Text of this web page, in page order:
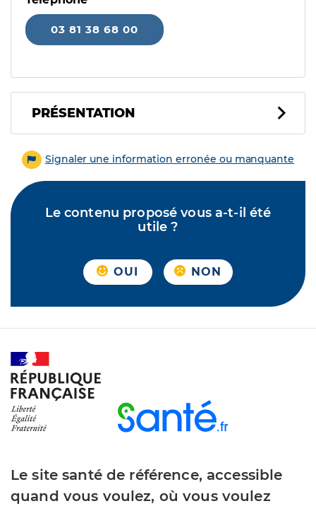
03 81 38 68 00
PRÉSENTATION
Signaler une information erronée ou manquante
Le contenu proposé vous a-t-il été
utile ?
OUI NON
Le site santé de référence, accessible
quand vous voulez, où vous voulez